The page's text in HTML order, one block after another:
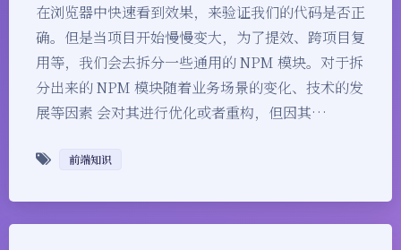
在浏览器中快速看到效果，来验证我们的代码是否正
确。但是当项目开始慢慢变大，为了提效、跨项目复
用等，我们会去拆分一些通用的 NPM 模块。对于拆
分出来的 NPM 模块随着业务场景的变化、技术的发
展等因素 会对其进行优化或者重构，但因其…
前端知识